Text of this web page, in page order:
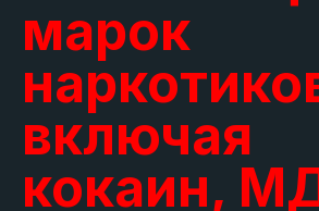
марок
включая
кокаин,